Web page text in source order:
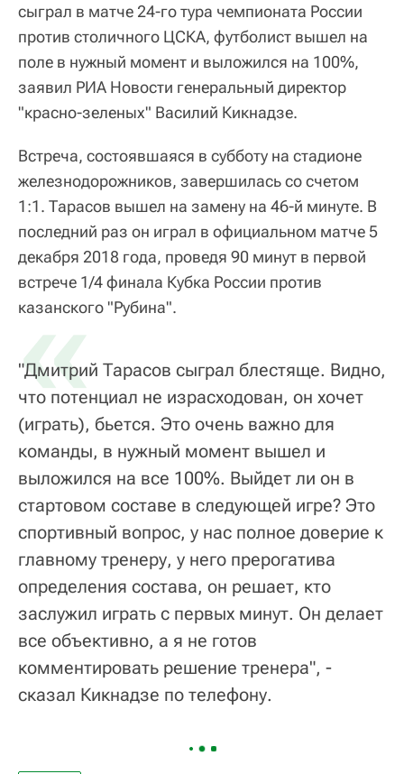
сыграл в матче 24-го тура чемпионата России
против столичного ЦСКА, футболист вышел на
поле в нужный момент и выложился на 100%,
заявил РИА Новости генеральный директор
"красно-зеленых" Василий Кикнадзе.
Встреча, состоявшаяся в субботу на стадионе
железнодорожников, завершилась со счетом
1:1. Тарасов вышел на замену на 46-й минуте. В
последний раз он играл в официальном матче 5
декабря 2018 года, проведя 90 минут в первой
встрече 1/4 финала Кубка России против
казанского "Рубина".
«
"Дмитрий Тарасов сыграл блестяще. Видно,
что потенциал не израсходован, он хочет
(играть), бьется. Это очень важно для
команды, в нужный момент вышел и
выложился на все 100%. Выйдет ли он в
стартовом составе в следующей игре? Это
спортивный вопрос, у нас полное доверие к
главному тренеру, у него прерогатива
определения состава, он решает, кто
заслужил играть с первых минут. Он делает
все объективно, а я не готов
комментировать решение тренера", -
сказал Кикнадзе по телефону.